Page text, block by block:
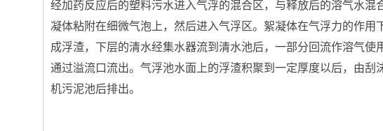
经加药反应后的塑料污水进入气浮的混合区，与释放后的溶气水混
凝体粘附在细微气泡上，然后进入气浮区。絮凝体在气浮力的作用
成浮渣，下层的清水经集水器流到清水池后，一部分回流作溶气使
通过溢流口流出。气浮池水面上的浮渣积聚到一定厚度以后，由刮
机污泥池后排出。